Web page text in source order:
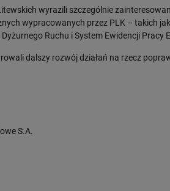
wyrazili szczególnie
wypracowanych przez PLK – takich
Ruchu i System Ewidencji Pracy
dalszy rozwój działań na rzecz
S.A.